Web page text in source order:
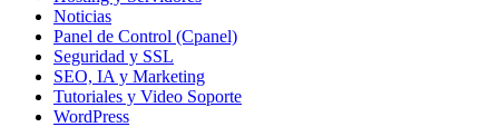
Noticias
Panel de Control (Cpanel)
Seguridad y SSL
SEO, IA y Marketing
Tutoriales y Video Soporte
WordPress